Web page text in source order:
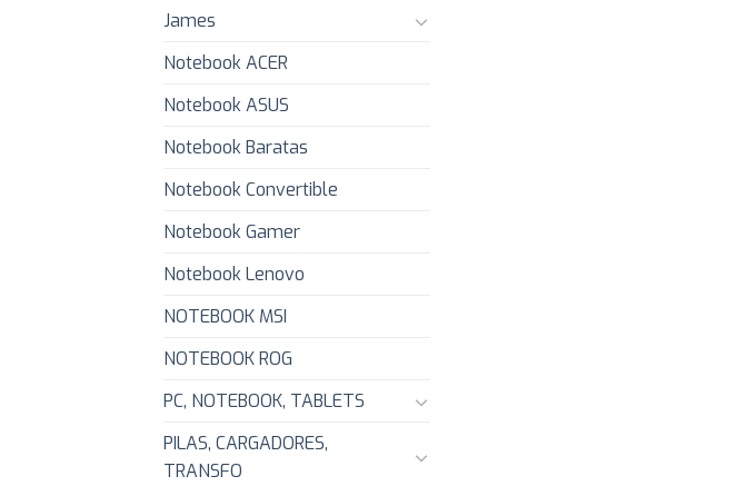
James
Notebook ACER
Notebook ASUS
Notebook Baratas
Notebook Convertible
Notebook Gamer
Notebook Lenovo
NOTEBOOK MSI
NOTEBOOK ROG
PC, NOTEBOOK, TABLETS
PILAS, CARGADORES,
TRANSFO